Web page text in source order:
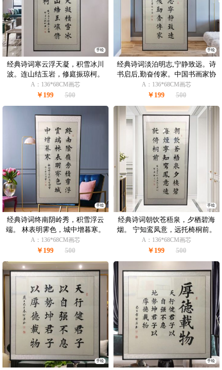
手绘
经典诗词寒云浮天凝，积雪冰川
波。连山结玉岩，修庭振琼柯。
中国书画家协会会员 胡贤勇书法
作品
A：136*68CM画芯
￥199 500
手绘
经典诗词淡泊明志,宁静致远。诗
书启后,勤奋传家。中国书画家协
会会员 胡贤勇书法作品
A：136*68CM画芯
￥199 500
手绘
经典诗词终南阴岭秀，积雪浮云
端。 林表明霁色，城中增暮寒。
中国书画家协会会员 胡贤勇书法
作品
A：136*68CM画芯
￥199 500
手绘
经典诗词朝饮苍梧泉，夕栖碧海
烟。 宁知鸾凤意，远托椅桐前。
中国书画家协会会员 胡贤勇书法
作品
A：136*68CM画芯
￥199 500
手绘 手绘